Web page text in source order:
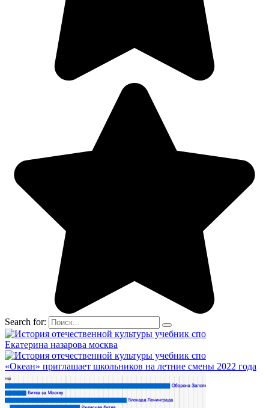
Search for:
Екатерина назарова москва
«Океан» приглашает школьников на летние смены 2022 года